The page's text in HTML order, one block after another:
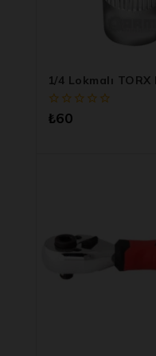
1/4 Lokmalı
0
₺60